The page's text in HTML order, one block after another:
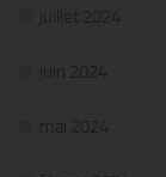
juillet 2024
juin 2024
mai 2024